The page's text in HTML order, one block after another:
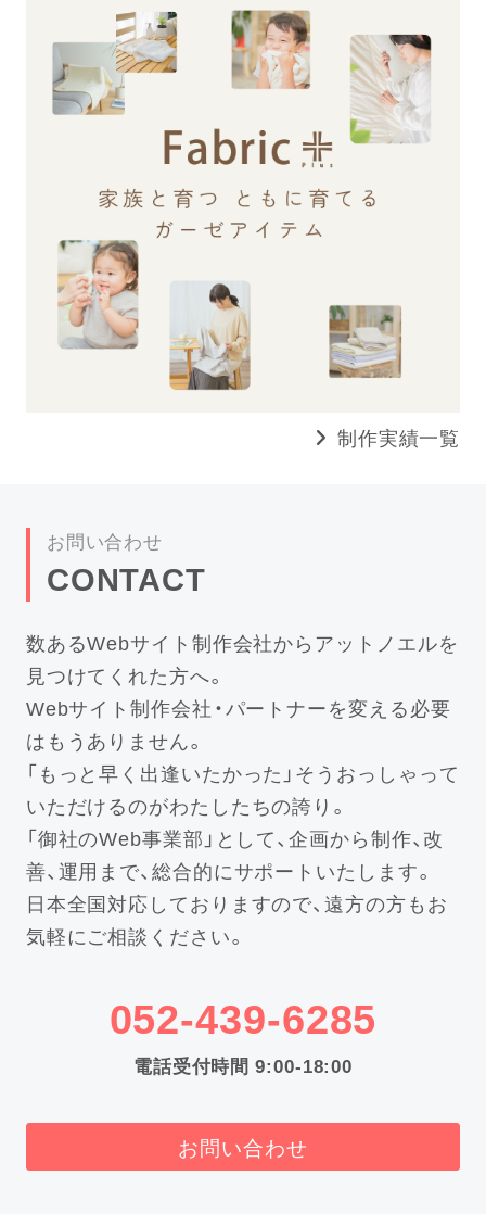
制作実績一覧
お問い合わせ
CONTACT
数あるWebサイト制作会社からアットノエルを
見つけてくれた方へ。
Webサイト制作会社・パートナーを変える必要
はもうありません。
「もっと早く出逢いたかった」そうおっしゃって
いただけるのがわたしたちの誇り。
「御社のWeb事業部」として、企画から制作、改
善、運用まで、総合的にサポートいたします。
日本全国対応しておりますので、遠方の方もお
気軽にご相談ください。
052-439-6285
電話受付時間 9:00-18:00
お問い合わせ